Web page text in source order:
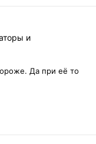
и
Да при её то